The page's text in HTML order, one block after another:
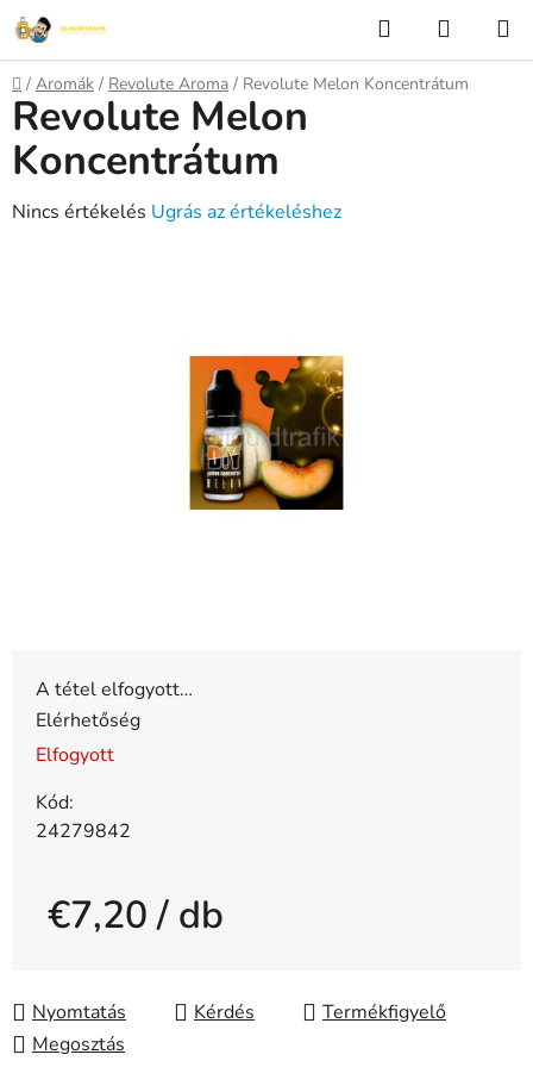
Ugrás
fő
tartalomhoz
KeresésKOSÁR
Kezdőlap
/ Aromák / Revolute Aroma / Revolute Melon Koncentrátum
A tétel elfogyott…
Elérhetőség
Elfogyott
Kód:
24279842
€7,20/ db
Nyomtatás
Kérdés
Megosztás
Revolute Melon
Koncentrátum
A
Nincs értékelés Ugrás az értékeléshez